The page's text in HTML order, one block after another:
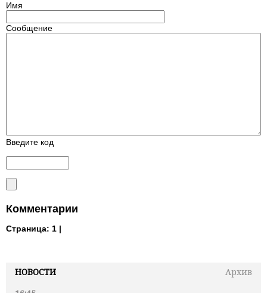
НОВОСТИ
Архив
Имя
Сообщение
Введите код
Комментарии
Страница: 1 |